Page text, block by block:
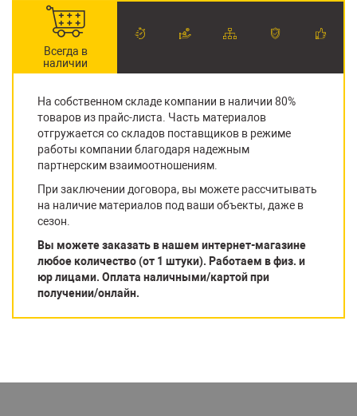
Всегда в
наличии
На собственном складе компании в наличии 80%
товаров из прайс-листа. Часть материалов
отгружается со складов поставщиков в режиме
работы компании благодаря надежным
партнерским взаимоотношениям.
При заключении договора, вы можете рассчитывать
на наличие материалов под ваши объекты, даже в
сезон.
Вы можете заказать в нашем интернет-магазине
любое количество (от 1 штуки). Работаем в физ. и
юр лицами. Оплата наличными/картой при
получении/онлайн.